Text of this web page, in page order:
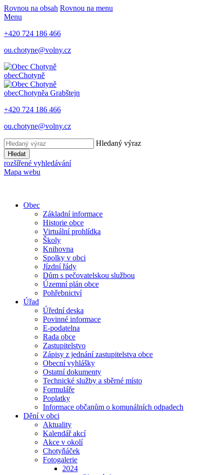
Rovnou na obsah Rovnou na menu
Menu
+420 724 186 466
ou.chotyne@volny.cz
obecChotyně
obecChotyněa Grabštejn
+420 724 186 466
ou.chotyne@volny.cz
Hledaný výraz
Hledat
rozšířené vyhledávání
Mapa webu
Obec
Základní informace
Historie obce
Virtuální prohlídka
Školy
Knihovna
Spolky v obci
Jízdní řády
Dům s pečovatelskou službou
Územní plán obce
Pohřebnictví
Úřad
Úřední deska
Povinné informace
E-podatelna
Rada obce
Zastupitelstvo
Zápisy z jednání zastupitelstva obce
Obecní vyhlášky
Ostatní dokumenty
Technické služby a sběrné místo
Formuláře
Poplatky
Informace občanům o komunálních odpadech
Dění v obci
Aktuality
Kalendář akcí
Akce v okolí
Chotyňáček
Fotogalerie
2024